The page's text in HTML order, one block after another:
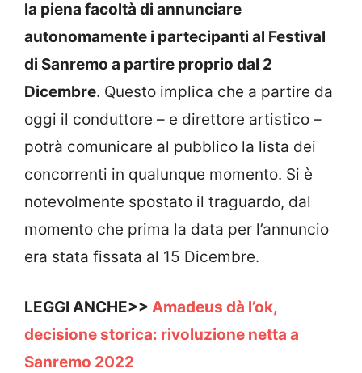
la piena facoltà di annunciare
autonomamente i partecipanti al Festival
di Sanremo a partire proprio dal 2
Dicembre. Questo implica che a partire da
oggi il conduttore – e direttore artistico –
potrà comunicare al pubblico la lista dei
concorrenti in qualunque momento. Si è
notevolmente spostato il traguardo, dal
momento che prima la data per l’annuncio
era stata fissata al 15 Dicembre.
LEGGI ANCHE>> Amadeus dà l’ok,
decisione storica: rivoluzione netta a
Sanremo 2022